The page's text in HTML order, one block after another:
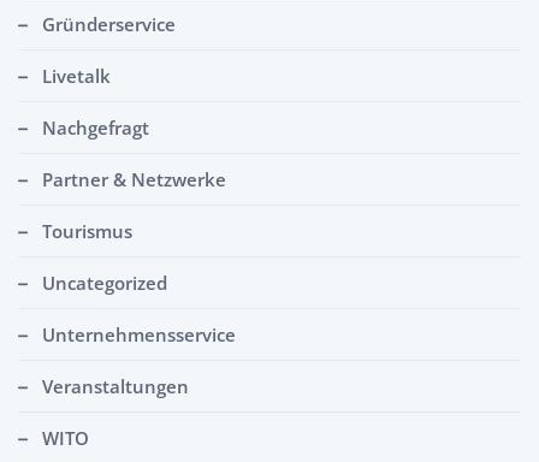
Gründerservice
Livetalk
Nachgefragt
Partner & Netzwerke
Tourismus
Uncategorized
Unternehmensservice
Veranstaltungen
WITO